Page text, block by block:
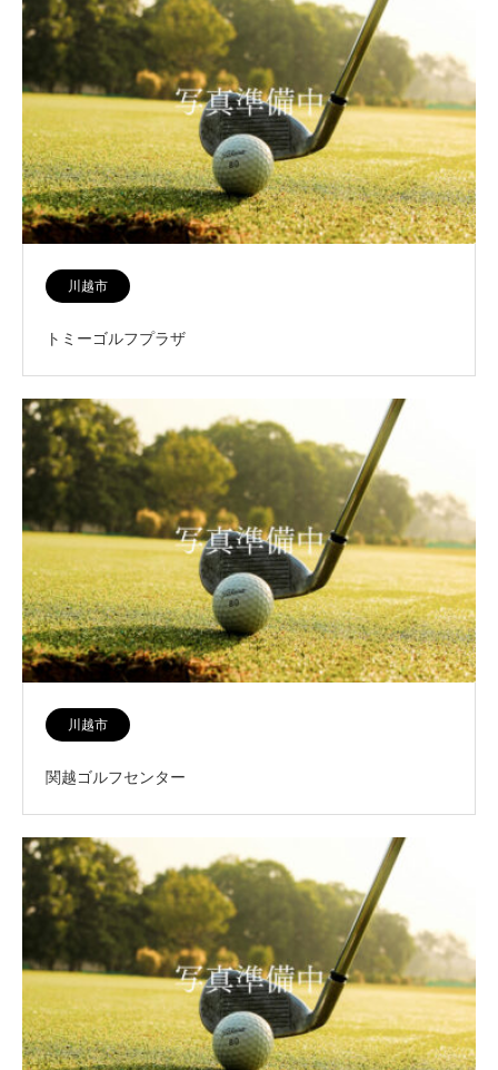
川越市
トミーゴルフプラザ
川越市
関越ゴルフセンター